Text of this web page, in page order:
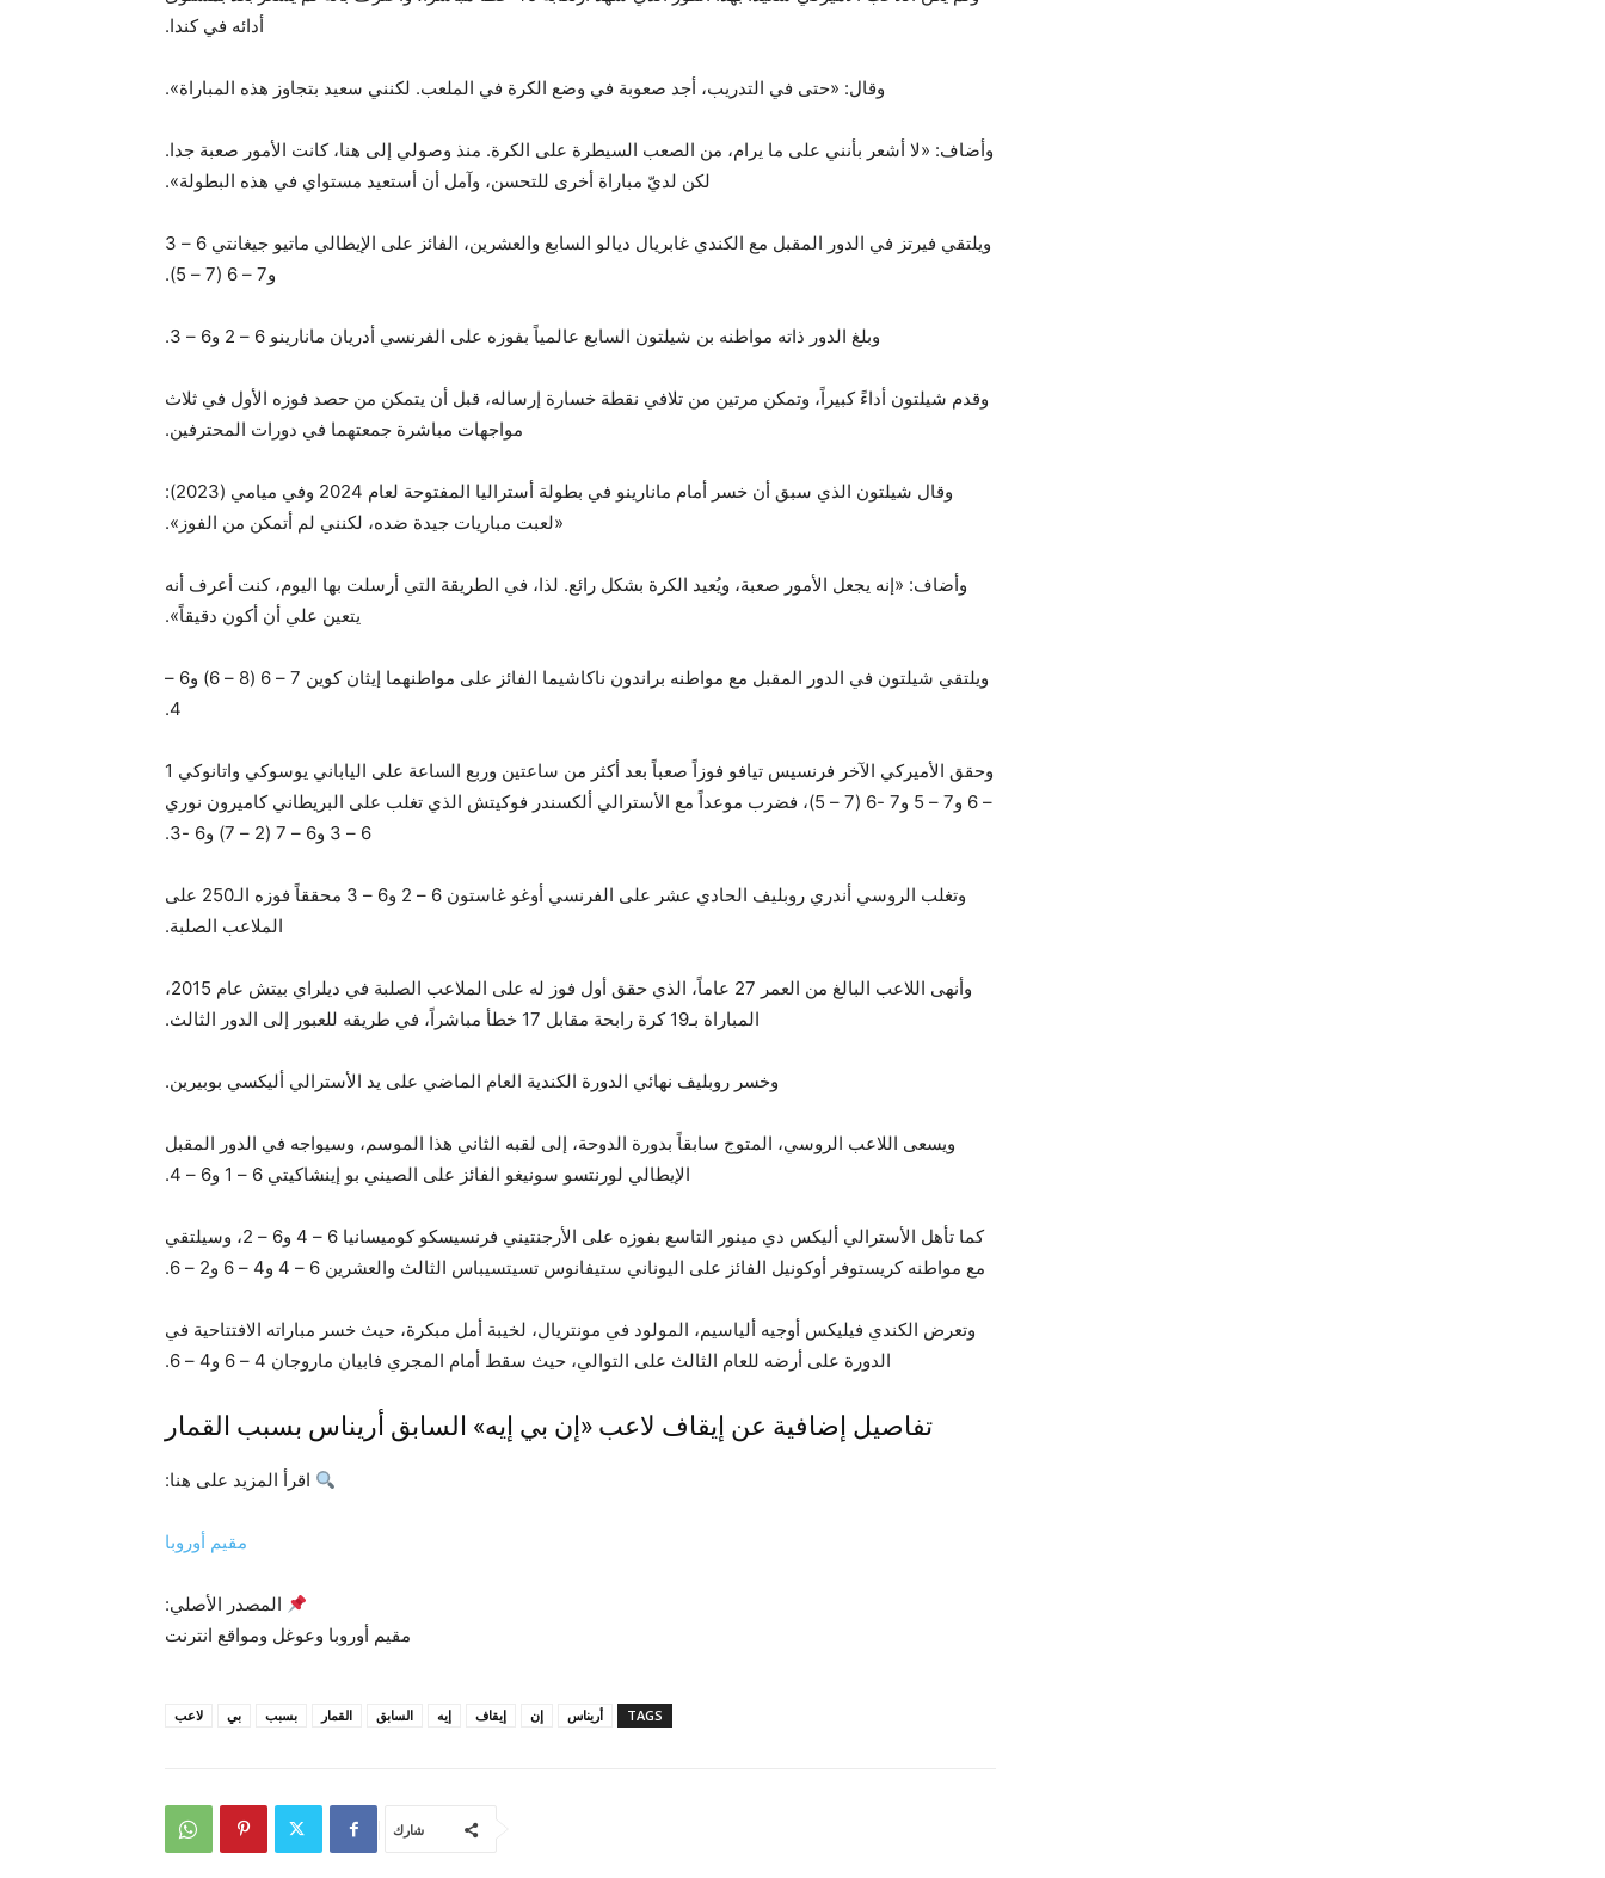
أدائه في كندا.
وقال: «حتى في التدريب، أجد صعوبة في وضع الكرة في الملعب. لكنني سعيد بتجاوز هذه المباراة».
وأضاف: «لا أشعر بأنني على ما يرام، من الصعب السيطرة على الكرة. منذ وصولي إلى هنا، كانت الأمور صعبة جدا.
لكن لديّ مباراة أخرى للتحسن، وآمل أن أستعيد مستواي في هذه البطولة».
ويلتقي فيرتز في الدور المقبل مع الكندي غابريال ديالو السابع والعشرين، الفائز على الإيطالي ماتيو جيغانتي 6 – 3
و7 – 6 (7 – 5).
وبلغ الدور ذاته مواطنه بن شيلتون السابع عالمياً بفوزه على الفرنسي أدريان مانارينو 6 – 2 و6 – 3.
وقدم شيلتون أداءً كبيراً، وتمكن مرتين من تلافي نقطة خسارة إرساله، قبل أن يتمكن من حصد فوزه الأول في ثلاث
مواجهات مباشرة جمعتهما في دورات المحترفين.
وقال شيلتون الذي سبق أن خسر أمام مانارينو في بطولة أستراليا المفتوحة لعام 2024 وفي ميامي (2023):
«لعبت مباريات جيدة ضده، لكنني لم أتمكن من الفوز».
وأضاف: «إنه يجعل الأمور صعبة، ويُعيد الكرة بشكل رائع. لذا، في الطريقة التي أرسلت بها اليوم، كنت أعرف أنه
يتعين علي أن أكون دقيقاً».
ويلتقي شيلتون في الدور المقبل مع مواطنه براندون ناكاشيما الفائز على مواطنهما إيثان كوين 7 – 6 (8 – 6) و6 –
4.
وحقق الأميركي الآخر فرنسيس تيافو فوزاً صعباً بعد أكثر من ساعتين وربع الساعة على الياباني يوسوكي واتانوكي 1
– 6 و7 – 5 و7 -6 (7 – 5)، فضرب موعداً مع الأسترالي ألكسندر فوكيتش الذي تغلب على البريطاني كاميرون نوري
6 – 3 و6 – 7 (2 – 7) و6 -3.
وتغلب الروسي أندري روبليف الحادي عشر على الفرنسي أوغو غاستون 6 – 2 و6 – 3 محققاً فوزه الـ250 على
الملاعب الصلبة.
وأنهى اللاعب البالغ من العمر 27 عاماً، الذي حقق أول فوز له على الملاعب الصلبة في ديلراي بيتش عام 2015،
المباراة بـ19 كرة رابحة مقابل 17 خطأ مباشراً، في طريقه للعبور إلى الدور الثالث.
وخسر روبليف نهائي الدورة الكندية العام الماضي على يد الأسترالي أليكسي بوبيرين.
ويسعى اللاعب الروسي، المتوج سابقاً بدورة الدوحة، إلى لقبه الثاني هذا الموسم، وسيواجه في الدور المقبل
الإيطالي لورنتسو سونيغو الفائز على الصيني بو إينشاكيتي 6 – 1 و6 – 4.
كما تأهل الأسترالي أليكس دي مينور التاسع بفوزه على الأرجنتيني فرنسيسكو كوميسانيا 6 – 4 و6 – 2، وسيلتقي
مع مواطنه كريستوفر أوكونيل الفائز على اليوناني ستيفانوس تسيتسيباس الثالث والعشرين 6 – 4 و4 – 6 و2 – 6.
وتعرض الكندي فيليكس أوجيه ألياسيم، المولود في مونتريال، لخيبة أمل مبكرة، حيث خسر مباراته الافتتاحية في
الدورة على أرضه للعام الثالث على التوالي، حيث سقط أمام المجري فابيان ماروجان 4 – 6 و4 – 6.
تفاصيل إضافية عن إيقاف لاعب «إن بي إيه» السابق أريناس بسبب القمار
اقرأ المزيد على هنا:
مقيم أوروبا
المصدر الأصلي:
مقيم أوروبا وعوغل ومواقع انترنت
TAGS أريناس إن إيقاف إيه السابق القمار بسبب بي لاعب
شارك